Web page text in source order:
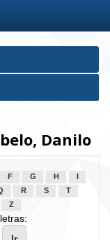
Danilo
F G H
R S
T
Z